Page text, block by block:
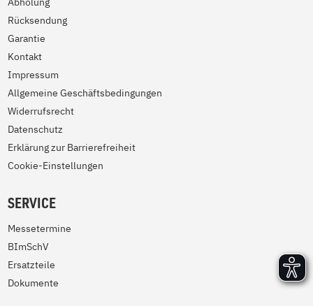
Rücksendung
Garantie
Kontakt
Impressum
Allgemeine Geschäftsbedingungen
Widerrufsrecht
Datenschutz
Erklärung zur Barrierefreiheit
Cookie-Einstellungen
SERVICE
Messetermine
BImSchV
Ersatzteile
Dokumente